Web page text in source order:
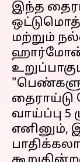
இந்த
மற்றும்
வாய்ப்பு 5
எனினும்,